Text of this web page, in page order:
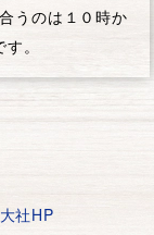
うのは１０時か
。
社HP